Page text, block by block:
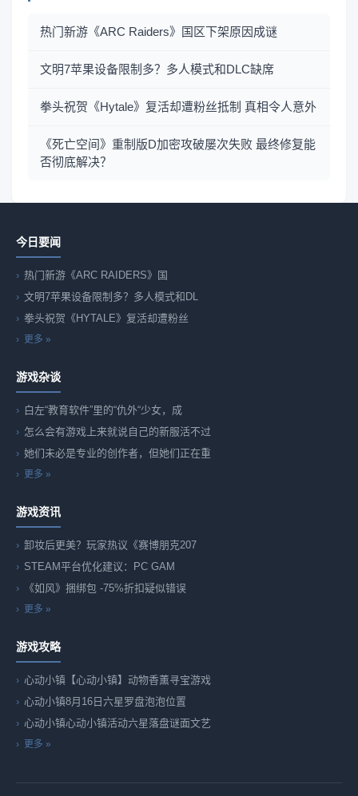
热门新游《ARC Raiders》国区下架原因成谜
文明7苹果设备限制多？多人模式和DLC缺席
拳头祝贺《Hytale》复活却遭粉丝抵制 真相令人意外
《死亡空间》重制版D加密攻破屡次失败 最终修复能
否彻底解决？
今日要闻
热门新游《ARC RAIDERS》国
文明7苹果设备限制多？多人模式和DL
拳头祝贺《HYTALE》复活却遭粉丝
更多 »
游戏杂谈
白左“教育软件”里的“仇外“少女，成
怎么会有游戏上来就说自己的新服活不过
她们未必是专业的创作者，但她们正在重
更多 »
游戏资讯
卸妆后更美？玩家热议《赛博朋克207
STEAM平台优化建议：PC GAM
《如风》捆绑包 -75%折扣疑似错误
更多 »
游戏攻略
心动小镇【心动小镇】动物香薰寻宝游戏
心动小镇8月16日六星罗盘泡泡位置
心动小镇心动小镇活动六星落盘谜面文艺
更多 »